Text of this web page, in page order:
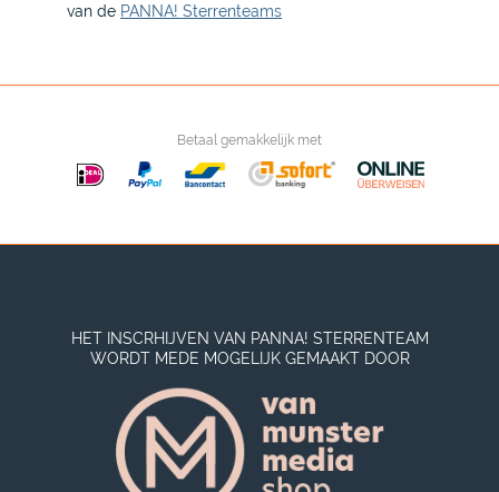
van de PANNA! Sterrenteams
Betaal gemakkelijk met
HET INSCRHIJVEN VAN PANNA! STERRENTEAM
WORDT MEDE MOGELIJK GEMAAKT DOOR